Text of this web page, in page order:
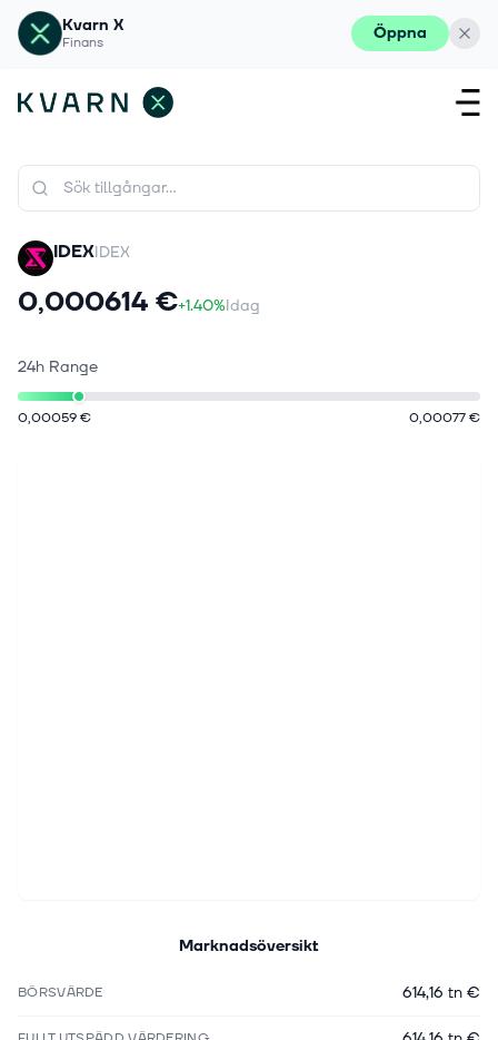
Kvarn X
Finans Öppna
IDEXIDEX
0,000614 €+1.40%Idag
24h Range
0,00059 € 0,00077 €
Marknadsöversikt
BÖRSVÄRDE 614,16 tn €